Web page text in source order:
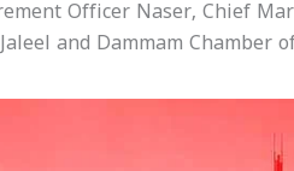
Officer Naser, Chief
and Dammam Chamber